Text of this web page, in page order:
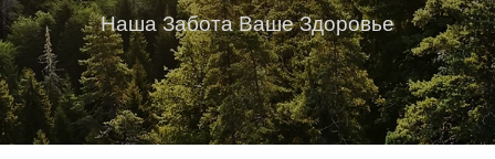
Наша Забота Ваше Здоровье